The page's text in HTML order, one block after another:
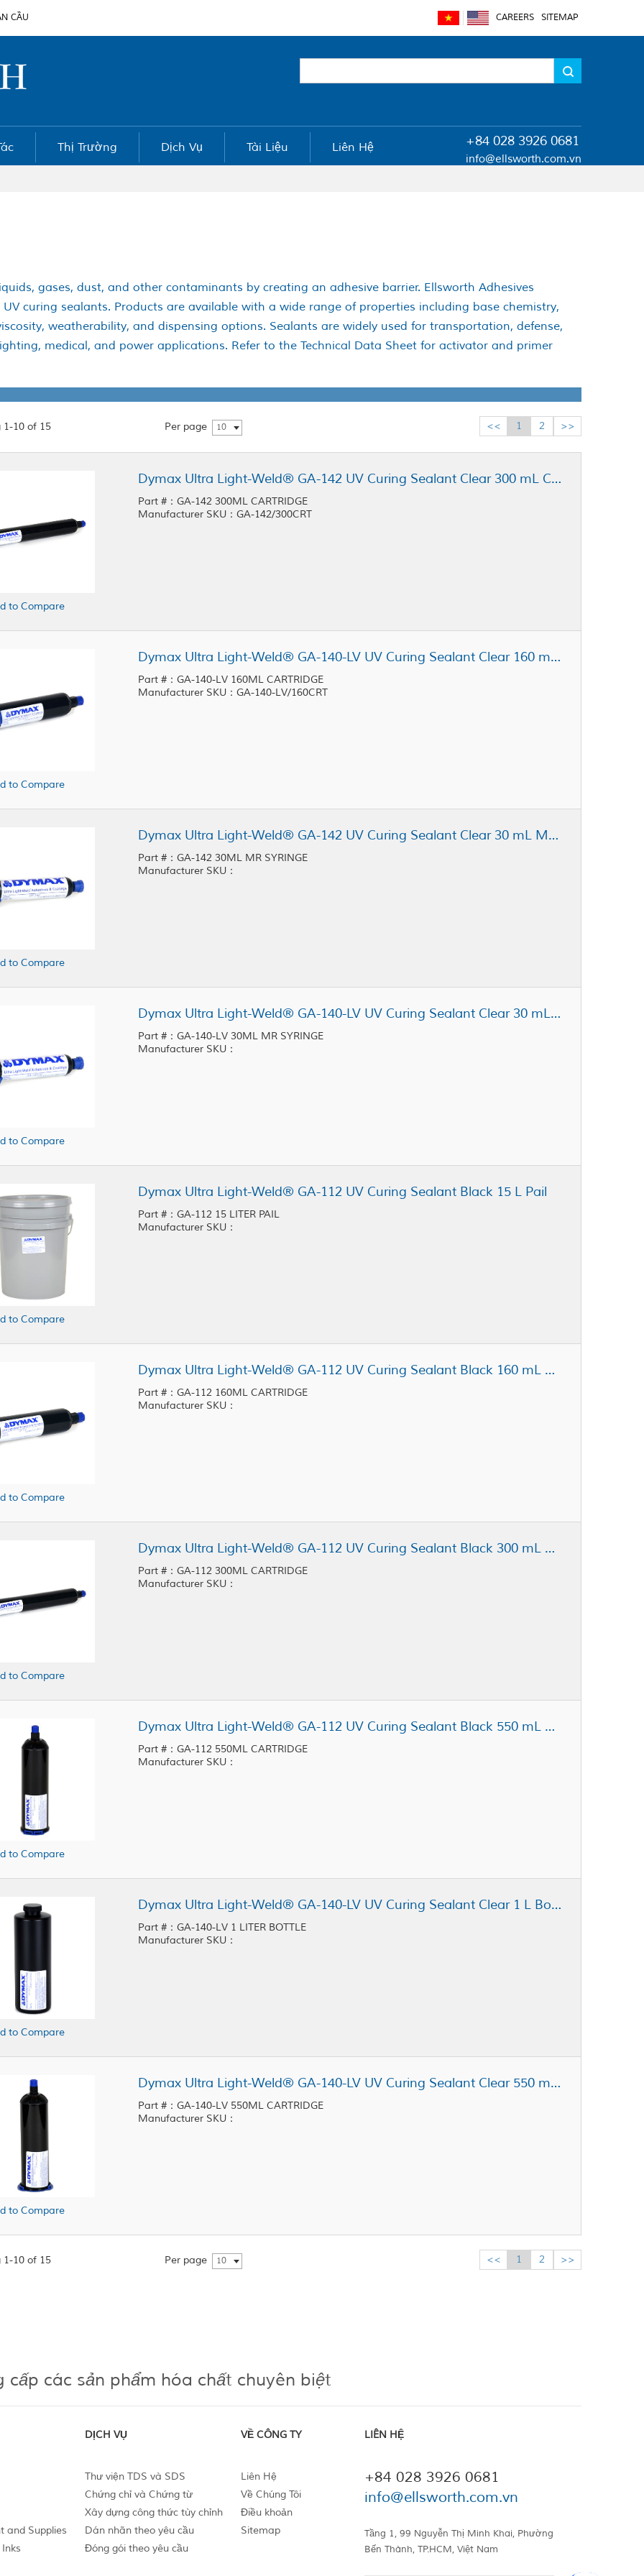
CẦU CAREERS SITEMAP
Thị Trường Dịch Vụ Tài Liệu Liên Hệ +84 028 3926 0681
info@ellsworth.com.vn
gases, dust, and other contaminants by creating an adhesive barrier. Ellsworth Adhesives
curing sealants. Products are available with a wide range of properties including base chemistry,
weatherability, and dispensing options. Sealants are widely used for transportation, defense,
medical, and power applications. Refer to the Technical Data Sheet for activator and primer
1-10 of 15 Per page 10 << 1 2 >>
to Compare
Dymax Ultra Light-Weld® GA-142 UV Curing Sealant Clear 300 mL Cartridge
Part #：GA-142 300ML CARTRIDGE
Manufacturer SKU：GA-142/300CRT
to Compare
Dymax Ultra Light-Weld® GA-140-LV UV Curing Sealant Clear 160 mL Cartridge
Part #：GA-140-LV 160ML CARTRIDGE
Manufacturer SKU：GA-140-LV/160CRT
to Compare
Dymax Ultra Light-Weld® GA-142 UV Curing Sealant Clear 30 mL MR Syringe
Part #：GA-142 30ML MR SYRINGE
Manufacturer SKU：
to Compare
Dymax Ultra Light-Weld® GA-140-LV UV Curing Sealant Clear 30 mL MR Syringe
Part #：GA-140-LV 30ML MR SYRINGE
Manufacturer SKU：
to Compare
Dymax Ultra Light-Weld® GA-112 UV Curing Sealant Black 15 L Pail
Part #：GA-112 15 LITER PAIL
Manufacturer SKU：
to Compare
Dymax Ultra Light-Weld® GA-112 UV Curing Sealant Black 160 mL Cartridge
Part #：GA-112 160ML CARTRIDGE
Manufacturer SKU：
to Compare
Dymax Ultra Light-Weld® GA-112 UV Curing Sealant Black 300 mL Cartridge
Part #：GA-112 300ML CARTRIDGE
Manufacturer SKU：
to Compare
Dymax Ultra Light-Weld® GA-112 UV Curing Sealant Black 550 mL Cartridge
Part #：GA-112 550ML CARTRIDGE
Manufacturer SKU：
to Compare
Dymax Ultra Light-Weld® GA-140-LV UV Curing Sealant Clear 1 L Bottle
Part #：GA-140-LV 1 LITER BOTTLE
Manufacturer SKU：
to Compare
Dymax Ultra Light-Weld® GA-140-LV UV Curing Sealant Clear 550 mL Cartridge
Part #：GA-140-LV 550ML CARTRIDGE
Manufacturer SKU：
1-10 of 15 Per page 10 << 1 2 >>
các sản phẩm hóa chất chuyên biệt
and Supplies
DỊCH VỤ
Thư viện TDS và SDS
Chứng chỉ và Chứng từ
Xây dựng công thức tùy chỉnh
Dán nhãn theo yêu cầu
Đóng gói theo yêu cầu
VỀ CÔNG TY
Liên Hệ
Về Chúng Tôi
Điều khoản
Sitemap
LIÊN HỆ
+84 028 3926 0681
info@ellsworth.com.vn
Tầng 1, 99 Nguyễn Thị Minh Khai, Phường
Bến Thành, TP.HCM, Việt Nam